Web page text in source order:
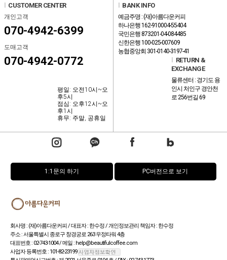
CUSTOMER CENTER
개인고객
070-4942-6399
도매고객
070-4942-0772
평일: 오전10시~오
후5시
점심: 오후12시~오
후1시
휴무: 주말, 공휴일
BANK INFO
예금주명 : (재)아름다운커피
하나은행 162-910004-55404
국민은행 873201-04-084485
신한은행 100-025-007609
농협중앙회 301-0140-3197-41
RETURN &
EXCHANGE
물류센터 : 경기도 용
인시 처인구 경안천
로 256번길 69
1:1문의 하기 PC버전으로 보기
회사명 : (재)아름다운커피 / 대표자 : 한수정 / 개인정보관리 책임자 : 한수정
주소 : 서울특별시 종로구 창경궁로 263 우정타워 4층
대표번호 : 02-743-1004 / 메일 : help@beautifulcoffee.com
사업자 등록번호 : 101-82-23199